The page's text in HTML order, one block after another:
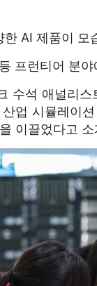
AI 제품이 모
프런티어 분
수석 애널리
업 시뮬레이
이끌었다고